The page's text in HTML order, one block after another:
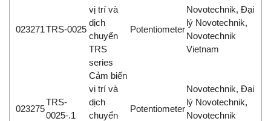
023271TRS-0025
vị trí và
dịch
chuyển
TRS
series
Potentiometer
Novotechnik, Đại
lý Novotechnik,
Novotechnik
Vietnam
023275
TRS-
0025-.1
Cảm biến
vị trí và
dịch
chuyển
Potentiometer
Novotechnik, Đại
lý Novotechnik,
Novotechnik